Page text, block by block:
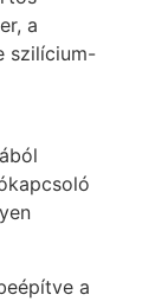
a
szilícium-
a